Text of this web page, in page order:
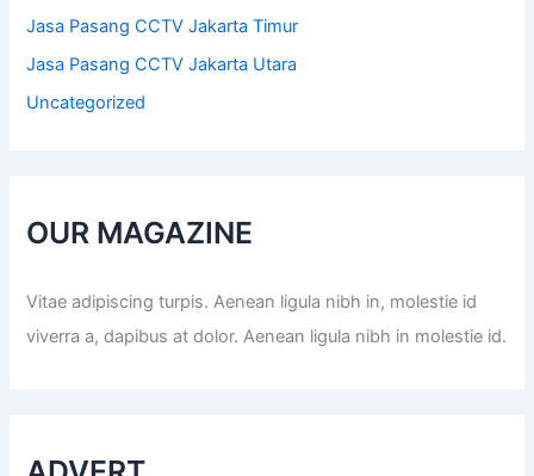
Jasa Pasang CCTV Jakarta Timur
Jasa Pasang CCTV Jakarta Utara
Uncategorized
OUR MAGAZINE
Vitae adipiscing turpis. Aenean ligula nibh in, molestie id
viverra a, dapibus at dolor. Aenean ligula nibh in molestie id.